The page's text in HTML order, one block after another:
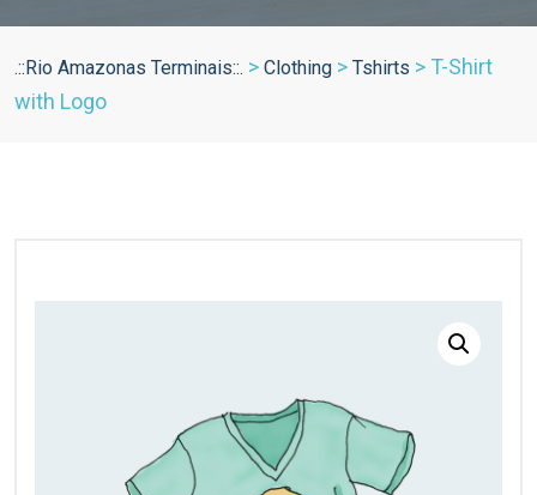
.::Rio Amazonas Terminais::. > Clothing > Tshirts > T-Shirt
with Logo